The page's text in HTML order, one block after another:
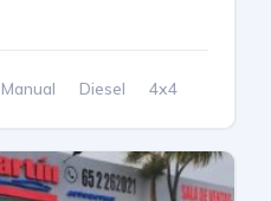
Manual Diesel 4x4